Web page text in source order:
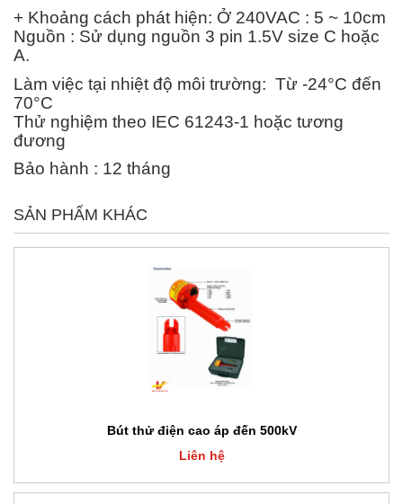
+ Khoảng cách phát hiện: Ở 240VAC : 5 ~ 10cm
Nguồn : Sử dụng nguồn 3 pin 1.5V size C hoặc
A.
Làm việc tại nhiệt độ môi trường: Từ -24°C đến
70°C
Thử nghiệm theo IEC 61243-1 hoặc tương
đương
Bảo hành : 12 tháng
SẢN PHẨM KHÁC
Bút thử điện cao áp đến 500kV
Liên hệ